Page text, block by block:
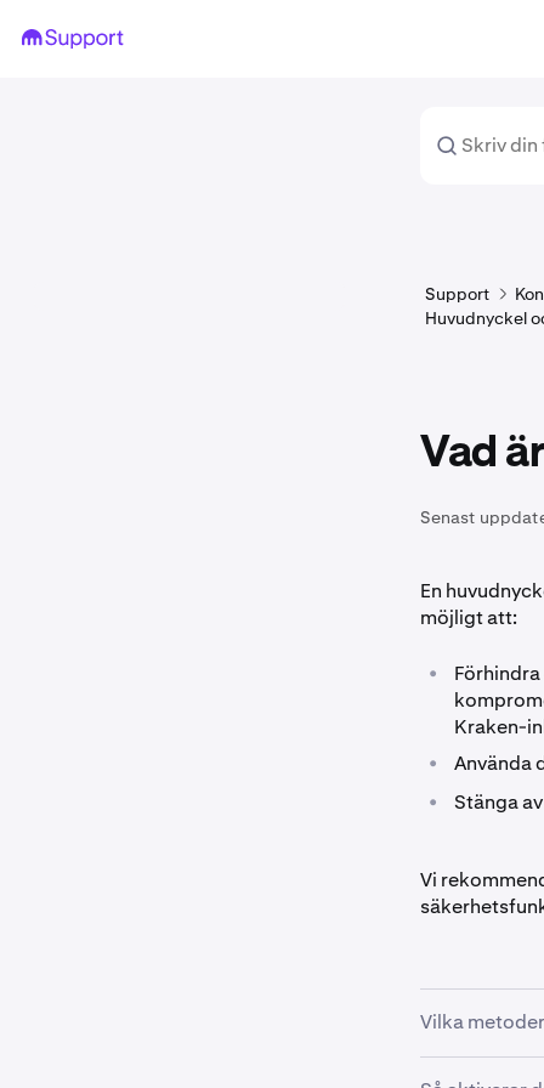
Support
Huvudnyckel
Vad
Senast
En
möjligt att:
•
Kraken-
• Använda
• Stänga
Vi
Vilka